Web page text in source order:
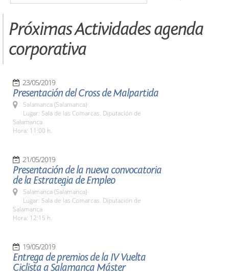
Próximas Actividades agenda
corporativa
23/05/2019
Presentación del Cross de Malpartida
Salamanca (Salamanca)
Lugar: Sala de las Comarcas. Diputación de
Salamanca
Hora: 11:00 h.
21/05/2019
Presentación de la nueva convocatoria
de la Estrategia de Empleo
Salamanca (Salamanca)
Lugar: Sala de las Comarcas. Diputación de
Salamanca
Hora: 12:15 h.
19/05/2019
Entrega de premios de la IV Vuelta
Ciclista a Salamanca Máster